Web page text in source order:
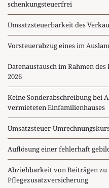
schenkungsteuerfrei
Umsatzsteuerbarkeit des
Vorsteuerabzug eines im
Datenaustausch im Rahmen
2026
Keine Sonderabschreibung bei
vermieteten Einfamilienhauses
Umsatzsteuer-
Auflösung einer fehlerhaft
Abziehbarkeit von Beiträgen
Pflegezusatzversicherung